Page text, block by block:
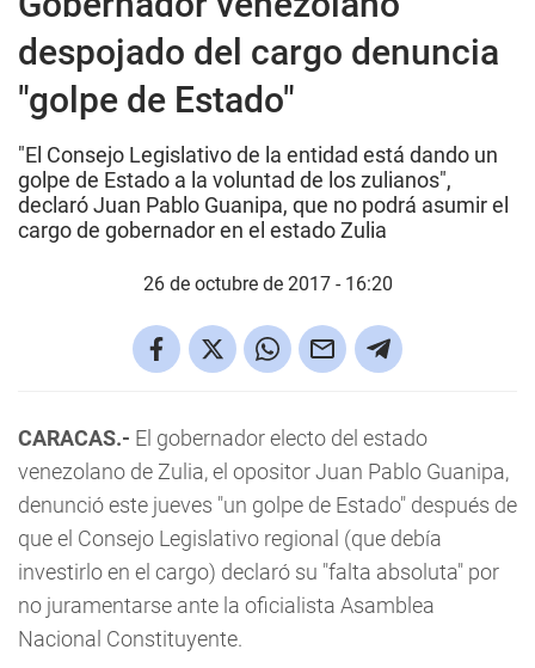
despojado del cargo denuncia
"golpe de Estado"
"El Consejo Legislativo de la entidad está dando un
golpe de Estado a la voluntad de los zulianos",
declaró Juan Pablo Guanipa, que no podrá asumir el
cargo de gobernador en el estado Zulia
26 de octubre de 2017 - 16:20
CARACAS.- El gobernador electo del estado
venezolano de Zulia, el opositor Juan Pablo Guanipa,
denunció este jueves "un golpe de Estado" después de
que el Consejo Legislativo regional (que debía
investirlo en el cargo) declaró su "falta absoluta" por
no juramentarse ante la oficialista Asamblea
Nacional Constituyente.